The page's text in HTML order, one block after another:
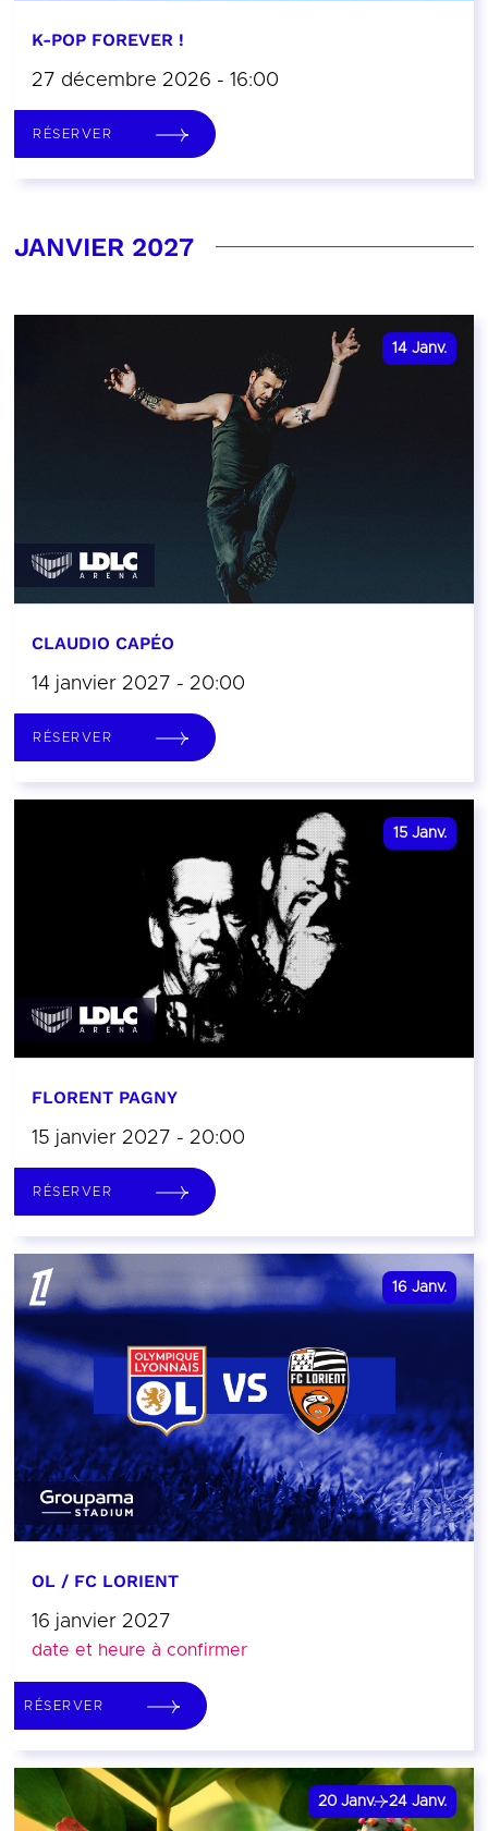
K-POP FOREVER !
27 décembre 2026 - 16:00
RÉSERVER
JANVIER 2027
14 Janv.
CLAUDIO CAPÉO
14 janvier 2027 - 20:00
RÉSERVER
15 Janv.
FLORENT PAGNY
15 janvier 2027 - 20:00
RÉSERVER
16 Janv.
OL / FC LORIENT
16 janvier 2027
date et heure à confirmer
RÉSERVER
20 Janv. 24 Janv.